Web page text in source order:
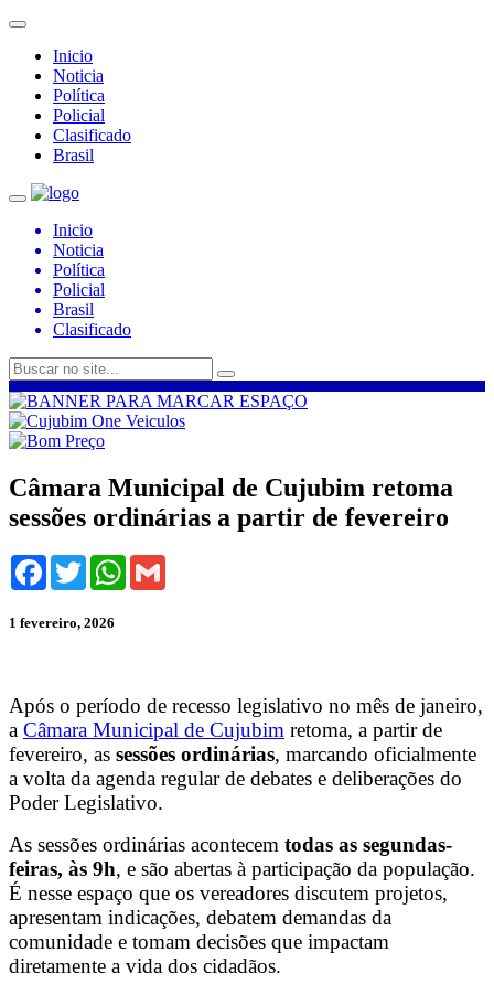
Inicio
Noticia
Política
Policial
Clasificado
Brasil
Inicio
Noticia
Política
Policial
Brasil
Clasificado
Câmara Municipal de Cujubim retoma
sessões ordinárias a partir de fevereiro
Facebook
TwitterWhatsApp
1 fevereiro, 2026
Após o período de recesso legislativo no mês de janeiro,
a Câmara Municipal de Cujubim retoma, a partir de
fevereiro, as sessões ordinárias, marcando oficialmente
a volta da agenda regular de debates e deliberações do
Poder Legislativo.
As sessões ordinárias acontecem todas as segundas-
feiras, às 9h, e são abertas à participação da população.
É nesse espaço que os vereadores discutem projetos,
apresentam indicações, debatem demandas da
comunidade e tomam decisões que impactam
diretamente a vida dos cidadãos.